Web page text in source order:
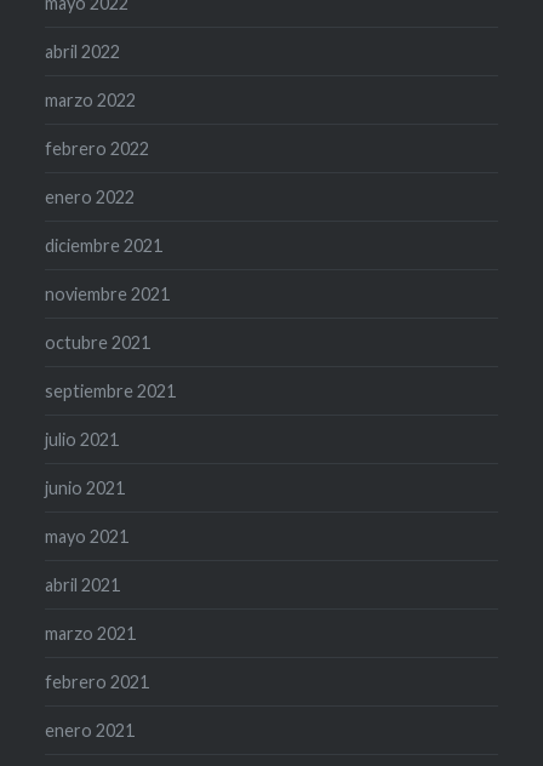
abril 2022
marzo 2022
febrero 2022
enero 2022
diciembre 2021
noviembre 2021
octubre 2021
septiembre 2021
julio 2021
junio 2021
mayo 2021
abril 2021
marzo 2021
febrero 2021
enero 2021